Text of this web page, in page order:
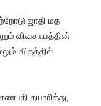
ஜாதி மத
விவசாயத்தின்
விதத்தில்
தயாரித்து,